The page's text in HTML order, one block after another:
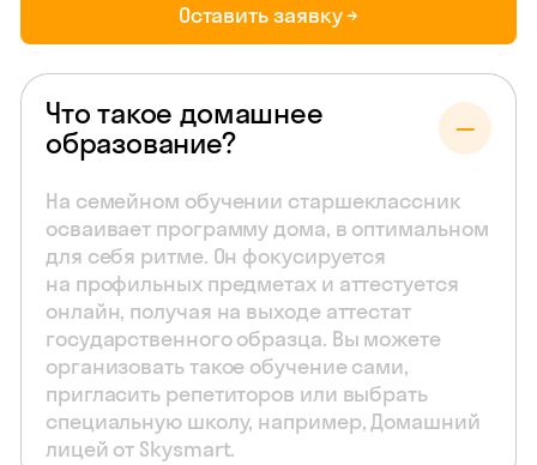
Оставить заявку →
Что такое домашнее
образование?
На семейном обучении старшеклассник
осваивает программу дома, в оптимальном
для себя ритме. Он фокусируется
на профильных предметах и аттестуется
онлайн, получая на выходе аттестат
государственного образца. Вы можете
организовать такое обучение сами,
пригласить репетиторов или выбрать
специальную школу, например, Домашний
лицей от Skysmart.